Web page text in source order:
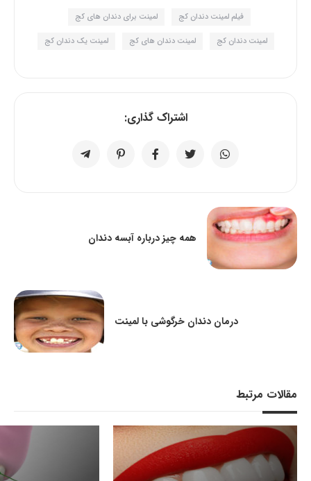
فیلم لمینت دندان کج لمینت برای دندان های کج
لمینت دندان کج لمینت دندان های کج لمینت یک دندان کج
اشتراک گذاری:
همه چیز درباره آبسه دندان
درمان دندان خرگوشی با لمینت
مقالات مرتبط